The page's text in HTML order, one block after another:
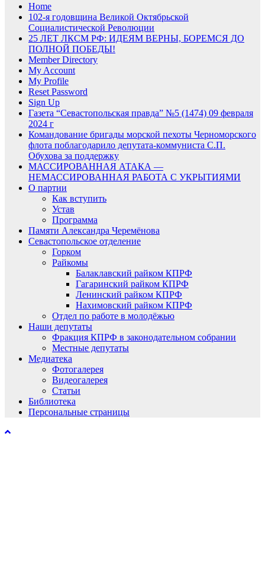
Home
102-я годовщина Великой Октябрьской
Социалистической Революции
25 ЛЕТ ЛКСМ РФ: ИДЕЯМ ВЕРНЫ, БОРЕМСЯ ДО
ПОЛНОЙ ПОБЕДЫ!
Member Directory
My Account
My Profile
Reset Password
Sign Up
Газета “Севастопольская правда” №5 (1474) 09 февраля
2024 г
Командование бригады морской пехоты Черноморского
флота поблагодарило депутата-коммуниста С.П.
Обухова за поддержку
МАССИРОВАННАЯ АТАКА —
НЕМАССИРОВАННАЯ РАБОТА С УКРЫТИЯМИ
О партии
Как вступить
Устав
Программа
Памяти Александра Черемёнова
Севастопольское отделение
Горком
Райкомы
Балаклавский райком КПРФ
Гагаринский райком КПРФ
Ленинский райком КПРФ
Нахимовский райком КПРФ
Отдел по работе в молодёжью
Наши депутаты
Фракция КПРФ в законодательном собрании
Местные депутаты
Медиатека
Фотогалерея
Видеогалерея
Статьи
Библиотека
Персональные страницы